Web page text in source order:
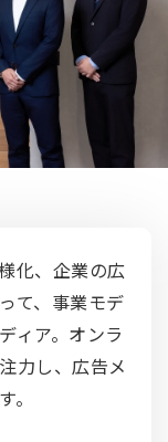
化、企業の広
て、事業モデ
ィア。オンラ
力し、広告メ